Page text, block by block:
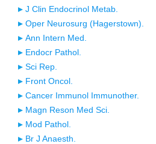
J Clin Endocrinol Metab.
Oper Neurosurg (Hagerstown).
Ann Intern Med.
Endocr Pathol.
Sci Rep.
Front Oncol.
Cancer Immunol Immunother.
Magn Reson Med Sci.
Mod Pathol.
Br J Anaesth.